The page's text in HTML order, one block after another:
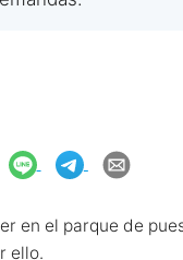
en el parque de
ello.